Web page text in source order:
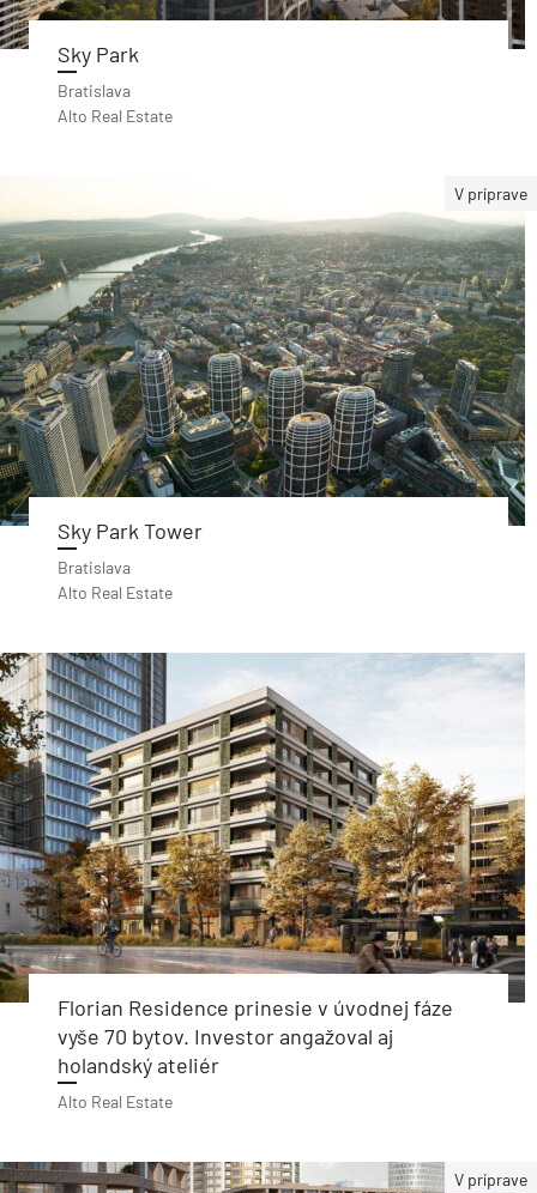
Sky Park
Bratislava
Alto Real Estate
V príprave
Sky Park Tower
Bratislava
Alto Real Estate
Florian Residence prinesie v úvodnej fáze
vyše 70 bytov. Investor angažoval aj
holandský ateliér
Alto Real Estate
V príprave